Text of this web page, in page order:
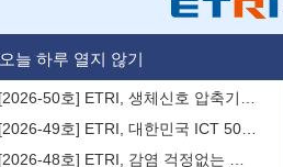
오늘 하루 열지 않기
[2026-51호] ETRI, 항로표지 해양 IoT 무선통신체계 개발 나선다